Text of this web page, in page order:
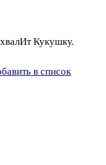
Кукушку.
в список